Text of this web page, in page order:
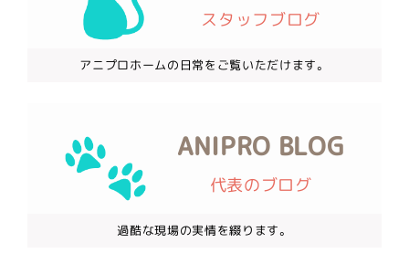
スタッフブログ
アニプロホームの日常をご覧いただけます。
ANIPRO BLOG
代表のブログ
過酷な現場の実情を綴ります。